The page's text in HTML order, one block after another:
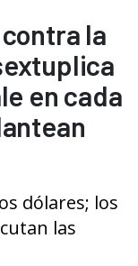
la
en cada
dólares; los
las